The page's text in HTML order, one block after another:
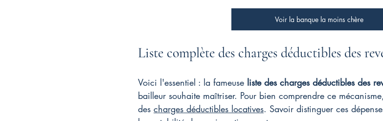
Voir la banque la moins chère
Liste complète des charges déductibles des
Voici l'essentiel : la fameuse liste des charges déductibles des
bailleur souhaite maîtriser. Pour bien comprendre ce
des charges déductibles locatives. Savoir distinguer ces